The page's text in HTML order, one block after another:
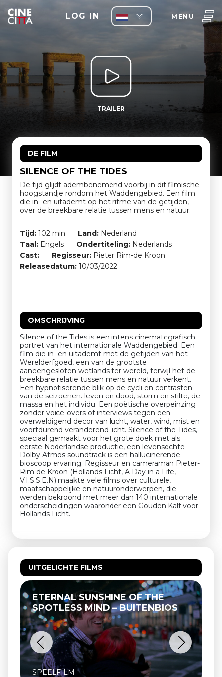
LOG IN MENU
TRAILER
DE FILM
SILENCE OF THE TIDES
De tijd glijdt adembenemend voorbij in dit filmische
hoogstandje rondom het Waddengebied. Een film
die in- en uitademt op het ritme van de getijden,
over de breekbare relatie tussen mens en natuur.
Tijd: 102 min Land: Nederland
Taal: Engels Ondertiteling: Nederlands
Cast:
Regisseur: Pieter Rim-de Kroon
Releasedatum: 10/03/2022
OMSCHRIJVING
Silence of the Tides is een intens cinematografisch
portret van het internationale Waddengebied. Een
film die in- en uitademt met de getijden van het
Werelderfgoed, een van de grootste
aaneengesloten wetlands ter wereld, terwijl het de
breekbare relatie tussen mens en natuur verkent.
Een hypnotiserende blik op de cycli en contrasten
van de seizoenen: leven en dood, storm en stilte, de
massa en het individu. Een poëtische overpeinzing
zonder voice-overs of interviews tegen een
overweldigend decor van lucht, water, wind, mist en
voortdurend veranderend licht. Silence of the Tides,
speciaal gemaakt voor het grote doek met als
eerste Nederlandse productie, een levensechte
Dolby Atmos soundtrack is een hallucinerende
bioscoop ervaring. Regisseur en cameraman Pieter-
Rim de Kroon (Hollands Licht, A Day in a Life,
V.I.S.S.E.N) maakte vele films over culturele,
maatschappelijke en natuuronderwerpen, die
werden bekroond met meer dan 140 internationale
onderscheidingen waaronder een Gouden Kalf voor
Hollands Licht.
UITGELICHTE FILMS
ETERNAL SUNSHINE OF THE
SPOTLESS MIND – BUITENBIOS
SPEELFILM